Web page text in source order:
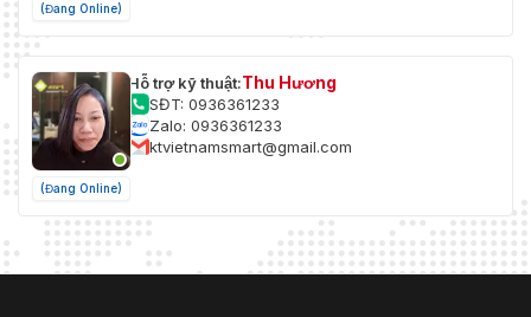
(Đang Online)
(Đang Online)
Hỗ trợ kỹ thuật:Thu Hương
SĐT: 0936361233
Zalo: 0936361233
ktvietnamsmart@gmail.com